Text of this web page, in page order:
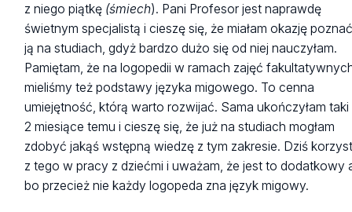
z niego piątkę (śmiech). Pani Profesor jest naprawdę
świetnym specjalistą i cieszę się, że miałam okazję
ją na studiach, gdyż bardzo dużo się od niej nauczyłam.
Pamiętam, że na logopedii w ramach zajęć
mieliśmy też podstawy języka migowego. To cenna
umiejętność, którą warto rozwijać. Sama ukończyłam taki
2 miesiące temu i cieszę się, że już na studiach mogłam
zdobyć jakąś wstępną wiedzę z tym zakresie. Dziś
z tego w pracy z dziećmi i uważam, że jest to dodatkowy
bo przecież nie każdy logopeda zna język migowy.